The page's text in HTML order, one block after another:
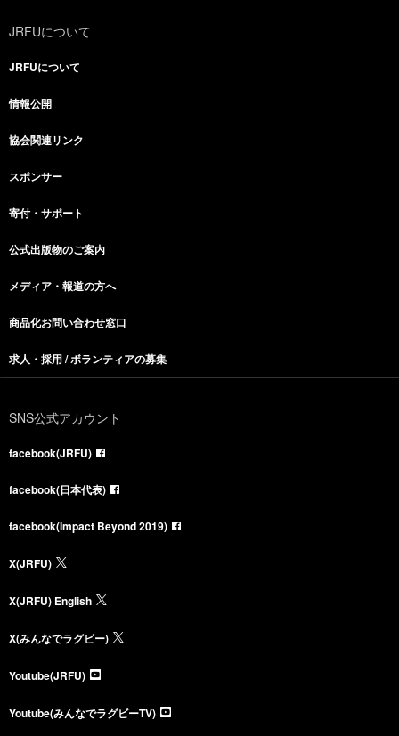
JRFUについて
JRFUについて
情報公開
協会関連リンク
スポンサー
寄付・サポート
公式出版物のご案内
メディア・報道の方へ
商品化お問い合わせ窓口
求人・採用 / ボランティアの募集
SNS公式アカウント
facebook(JRFU)
facebook(日本代表)
facebook(Impact Beyond 2019)
X(JRFU)
X(JRFU) English
X(みんなでラグビー)
Youtube(JRFU)
Youtube(みんなでラグビーTV)